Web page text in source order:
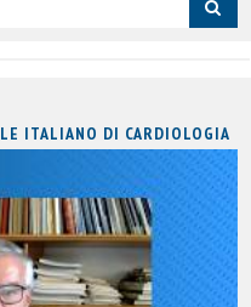
ITALIANO DI CARDIOLOGIA